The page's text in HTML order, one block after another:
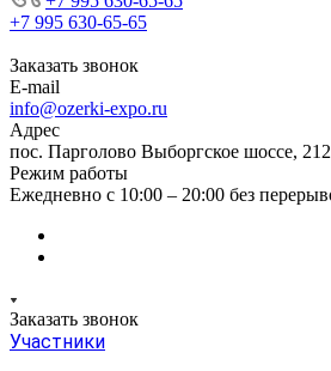
+7 995 630-65-65
Заказать звонок
E-mail
info@ozerki-expo.ru
Адрес
пос. Парголово Выборгское шоссе, 212
Режим работы
Ежедневно с 10:00 – 20:00 без
Заказать звонок
Участники